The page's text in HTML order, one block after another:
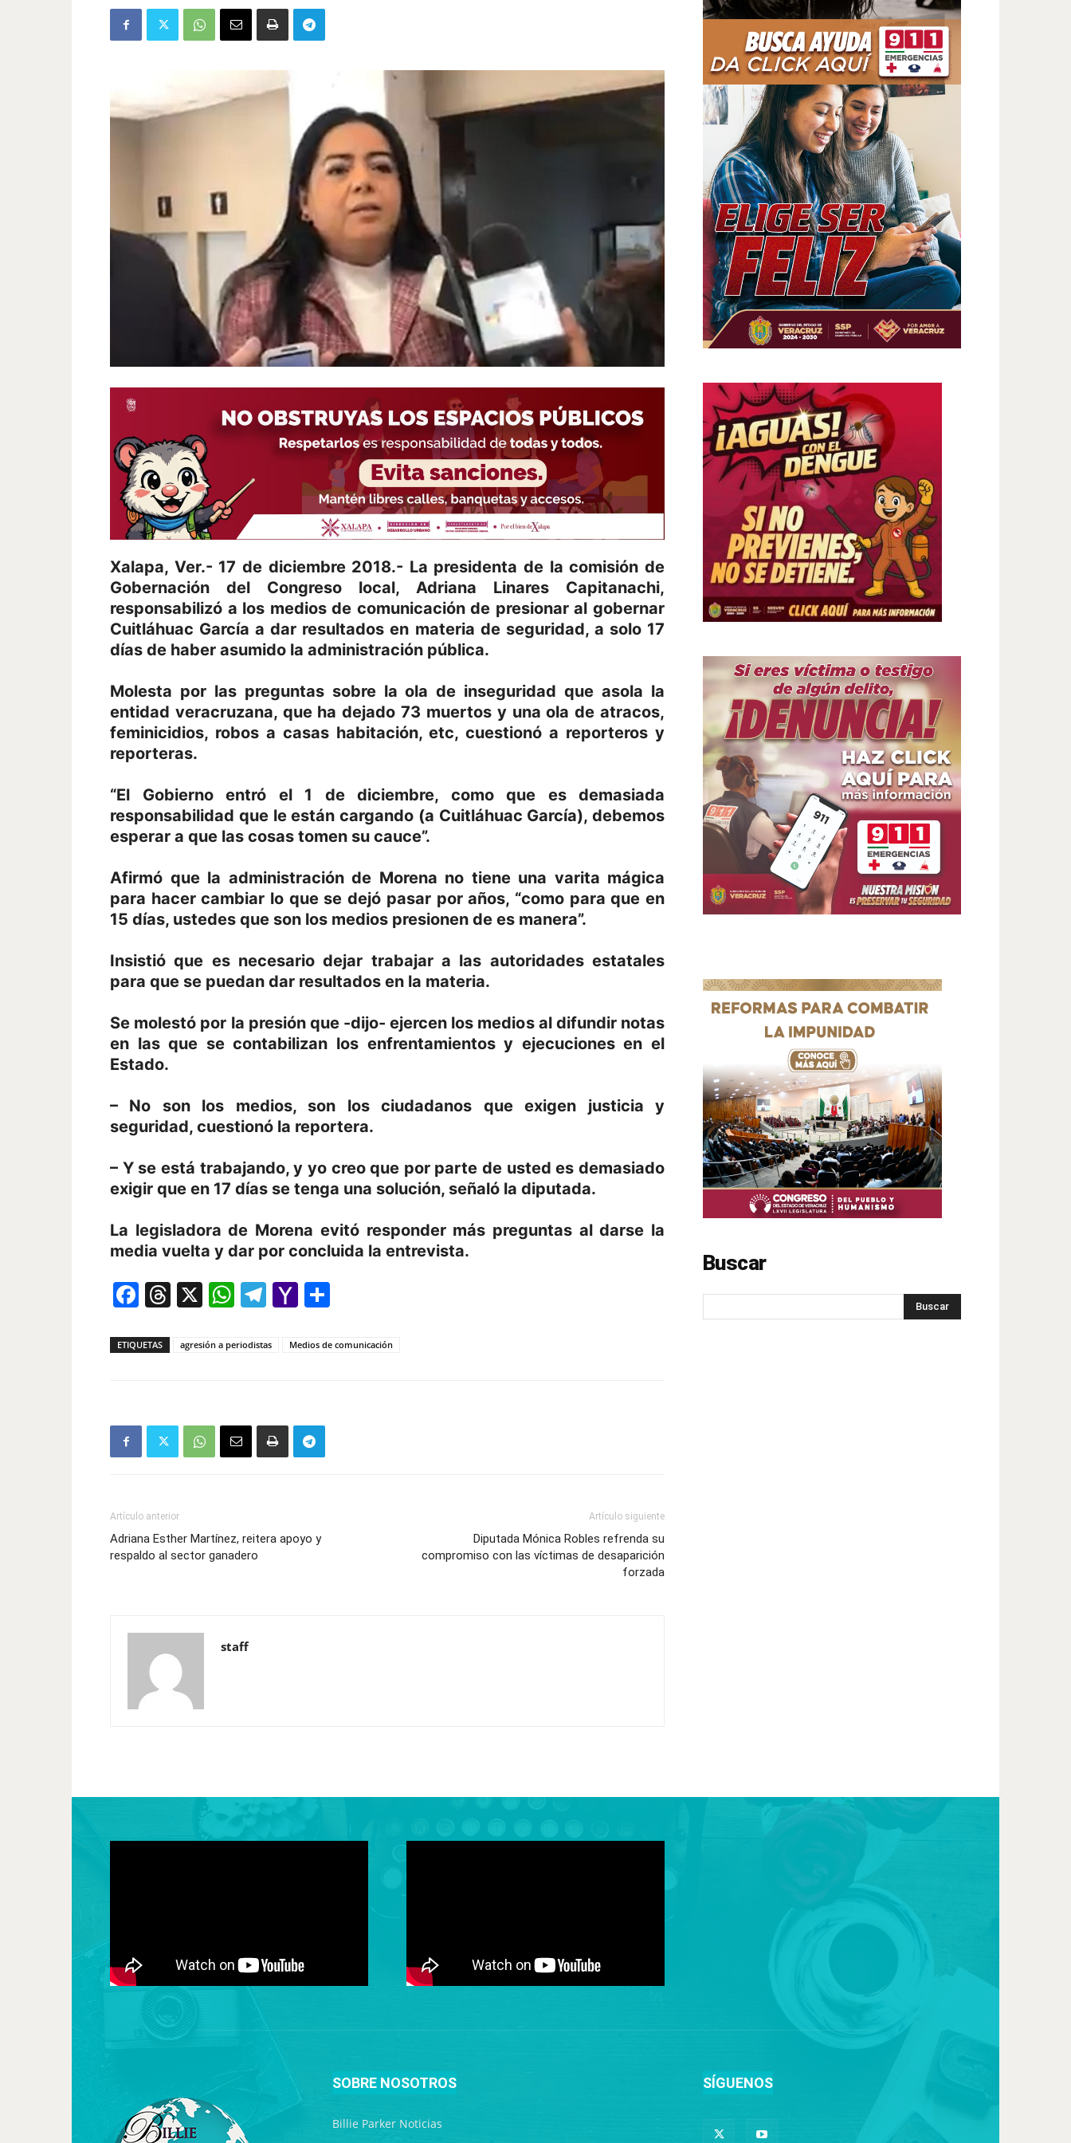
Xalapa, Ver.- 17 de diciembre 2018.- La presidenta de la comisión de
Gobernación del Congreso local, Adriana Linares Capitanachi,
responsabilizó a los medios de comunicación de presionar al gobernar
Cuitláhuac García a dar resultados en materia de seguridad, a solo 17
días de haber asumido la administración pública.
Molesta por las preguntas sobre la ola de inseguridad que asola la
entidad veracruzana, que ha dejado 73 muertos y una ola de atracos,
feminicidios, robos a casas habitación, etc, cuestionó a reporteros y
reporteras.
“El Gobierno entró el 1 de diciembre, como que es demasiada
responsabilidad que le están cargando (a Cuitláhuac García), debemos
esperar a que las cosas tomen su cauce”.
Afirmó que la administración de Morena no tiene una varita mágica
para hacer cambiar lo que se dejó pasar por años, “como para que en
15 días, ustedes que son los medios presionen de es manera”.
Insistió que es necesario dejar trabajar a las autoridades estatales
para que se puedan dar resultados en la materia.
Se molestó por la presión que -dijo- ejercen los medios al difundir notas
en las que se contabilizan los enfrentamientos y ejecuciones en el
Estado.
– No son los medios, son los ciudadanos que exigen justicia y
seguridad, cuestionó la reportera.
– Y se está trabajando, y yo creo que por parte de usted es demasiado
exigir que en 17 días se tenga una solución, señaló la diputada.
La legisladora de Morena evitó responder más preguntas al darse la
media vuelta y dar por concluida la entrevista.
Facebook
Threads
X WhatsApp
Telegram
Yahoo
ETIQUETAS agresión a periodistas Medios de comunicación
Artículo anterior
Adriana Esther Martínez, reitera apoyo y
respaldo al sector ganadero
Artículo siguiente
Diputada Mónica Robles refrenda su
compromiso con las víctimas de desaparición
forzada
staff
Buscar
SOBRE NOSOTROS
Billie Parker Noticias
SÍGUENOS